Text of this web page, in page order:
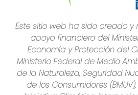
Este sitio web ha sido creado
apoyo financiero del
Economía y Protección del
Ministerio Federal de Medio
de la Naturaleza, Seguridad
de los Consumidores